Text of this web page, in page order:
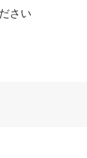
さい